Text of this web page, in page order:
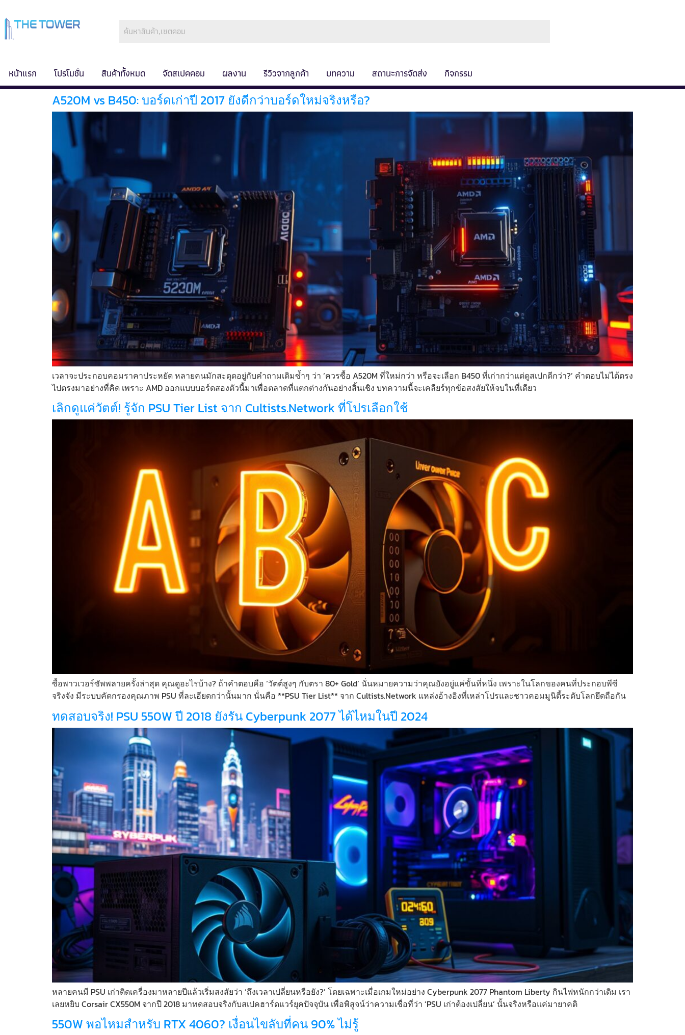
หน้าแรก โปรโมชั่น สินค้าทั้งหมด จัดสเปคคอม ผลงาน รีวิวจากลูกค้า บทความ สถานะการจัดส่ง กิจกรรม
A520M vs B450: บอร์ดเก่าปี 2017 ยังดีกว่าบอร์ดใหม่จริงหรือ?
เวลาจะประกอบคอมราคาประหยัด หลายคนมักสะดุดอยู่กับคำถามเดิมซ้ำๆ ว่า ‘ควรซื้อ A520M ที่ใหม่กว่า หรือจะเลือก B450 ที่เก่ากว่าแต่ดูสเปกดีกว่า?’ คำตอบไม่ได้ตรง
ไปตรงมาอย่างที่คิด เพราะ AMD ออกแบบบอร์ดสองตัวนี้มาเพื่อตลาดที่แตกต่างกันอย่างสิ้นเชิง บทความนี้จะเคลียร์ทุกข้อสงสัยให้จบในที่เดียว
เลิกดูแค่วัตต์! รู้จัก PSU Tier List จาก Cultists.Network ที่โปรเลือกใช้
ซื้อพาวเวอร์ซัพพลายครั้งล่าสุด คุณดูอะไรบ้าง? ถ้าคำตอบคือ ‘วัตต์สูงๆ กับตรา 80+ Gold’ นั่นหมายความว่าคุณยังอยู่แค่ขั้นที่หนึ่ง เพราะในโลกของคนที่ประกอบพีซี
จริงจัง มีระบบคัดกรองคุณภาพ PSU ที่ละเอียดกว่านั้นมาก นั่นคือ **PSU Tier List** จาก Cultists.Network แหล่งอ้างอิงที่เหล่าโปรและชาวคอมมูนิตี้ระดับโลกยึดถือกัน
ทดสอบจริง! PSU 550W ปี 2018 ยังรัน Cyberpunk 2077 ได้ไหมในปี 2024
หลายคนมี PSU เก่าติดเครื่องมาหลายปีแล้วเริ่มสงสัยว่า ‘ถึงเวลาเปลี่ยนหรือยัง?’ โดยเฉพาะเมื่อเกมใหม่อย่าง Cyberpunk 2077 Phantom Liberty กินไฟหนักกว่าเดิม เรา
เลยหยิบ Corsair CX550M จากปี 2018 มาทดสอบจริงกับสเปคฮาร์ดแวร์ยุคปัจจุบัน เพื่อพิสูจน์ว่าความเชื่อที่ว่า ‘PSU เก่าต้องเปลี่ยน’ นั้นจริงหรือแค่มายาคติ
550W พอไหมสำหรับ RTX 4060? เงื่อนไขลับที่คน 90% ไม่รู้